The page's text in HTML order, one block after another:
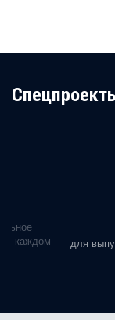
в каждом
для